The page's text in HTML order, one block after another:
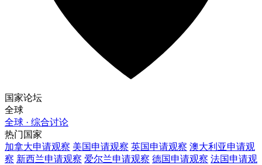
国家论坛
全球
全球 · 综合讨论
热门国家
加拿大申请观察 美国申请观察 英国申请观察 澳大利亚申请观
察 新西兰申请观察 爱尔兰申请观察 德国申请观察 法国申请观